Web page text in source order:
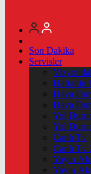
Son Dakika
Servisler
Haftanin
Hava
Hava
Yol
Yol
Canlı Tv
Canlı Tv
Yayın
Yayın